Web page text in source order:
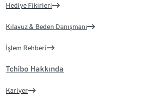
Hediye Fikirleri
Kılavuz & Beden Danışmanı
İşlem Rehberi
Tchibo Hakkında
Kariyer